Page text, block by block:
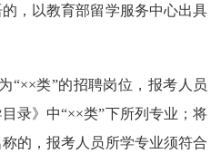
，以教育部留学服务中心出具
“××类”的招聘岗位，报考人员
录》中“××类”下所列专业；将
的，报考人员所学专业须符合